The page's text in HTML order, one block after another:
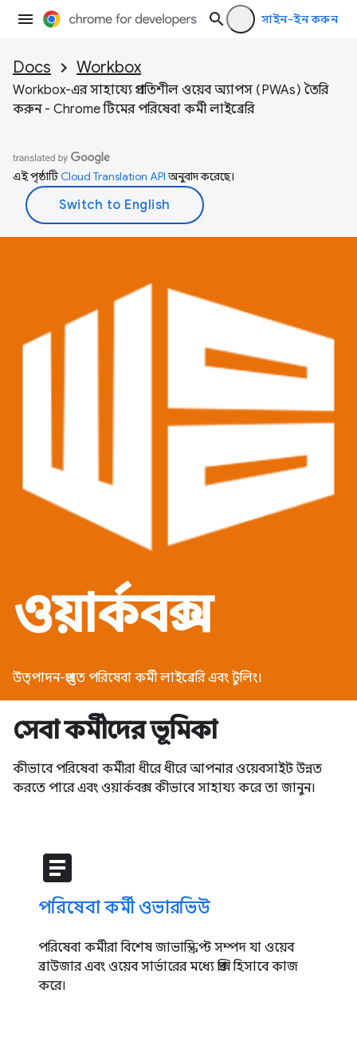
সাইন-ইন করুন
Docs Workbox
Workbox-এর সাহায্যে প্রগতিশীল ওয়েব অ্যাপস (PWAs) তৈরি
করুন - Chrome টিমের পরিষেবা কর্মী লাইব্রেরি
এই পৃষ্ঠাটিCloud Translation APIঅনুবাদ করেছে।
ওয়ার্কবক্স
উত্পাদন-প্রস্তুত পরিষেবা কর্মী লাইব্রেরি এবং টুলিং।
সেবা কর্মীদের ভূমিকা
কীভাবে পরিষেবা কর্মীরা ধীরে ধীরে আপনার ওয়েবসাইট উন্নত
করতে পারে এবং ওয়ার্কবক্স কীভাবে সাহায্য করে তা জানুন।
article
পরিষেবা কর্মী ওভারভিউ
পরিষেবা কর্মীরা বিশেষ জাভাস্ক্রিপ্ট সম্পদ যা ওয়েব
ব্রাউজার এবং ওয়েব সার্ভারের মধ্যে প্রক্সি হিসাবে কাজ
করে।